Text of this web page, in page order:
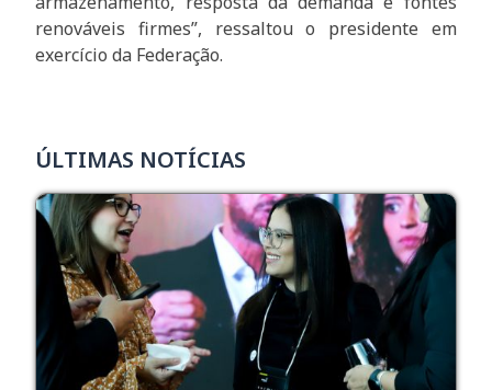
renováveis firmes”, ressaltou o presidente em
exercício da Federação.
ÚLTIMAS NOTÍCIAS